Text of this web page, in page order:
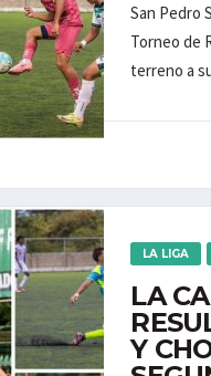
San Pedro
Torneo de
terreno a
LA LIGA
LA
Y